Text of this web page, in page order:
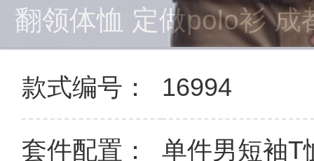
翻领体恤 定做polo衫 成
款式编号： 16994
套件配置： 单件男短袖T